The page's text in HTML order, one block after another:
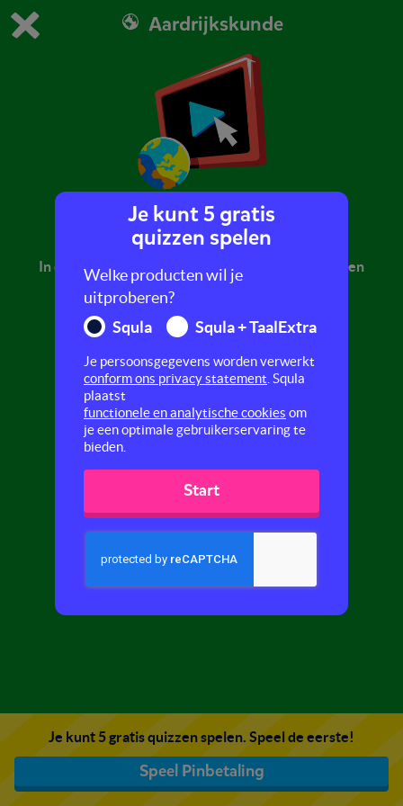
Dit is de gratis demo van Squla.
Bestel nu
1
Aardrijkskunde
Pinbetaling
In dit filmpje leer je meer over hoe betalen met een
pinpas werkt.
Je kunt 5 gratis quizzen spelen. Speel de eerste!
Speel Pinbetaling
Je kunt 5 gratis
quizzen spelen
Welke producten wil je
uitproberen?
Squla
Squla + TaalExtra
Je persoonsgegevens worden verwerkt
conform ons privacy statement . Squla
plaatst
functionele en analytische cookies om
je een optimale gebruikerservaring te
bieden.
Start